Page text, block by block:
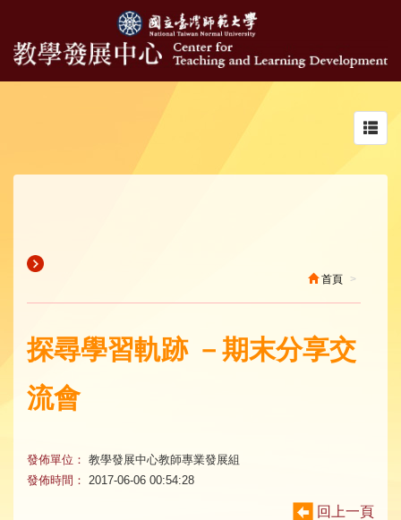
首頁
探尋學習軌跡 －期末分享交
流會
發佈單位： 教學發展中心教師專業發展組
發佈時間：
2017-06-06 00:54:28
回上一頁